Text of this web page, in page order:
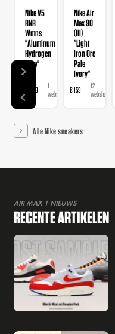
Nike V5
RNR
Wmns
"Aluminum
Hydrogen
Blue"
€ 89,99
1
webshop
Nike Air
Max 90
(III)
"Light
Iron Ore
Pale
Ivory"
€ 159
12
webshops
Alle Nike sneakers
AIR MAX 1 NIEUWS
RECENTE ARTIKELEN